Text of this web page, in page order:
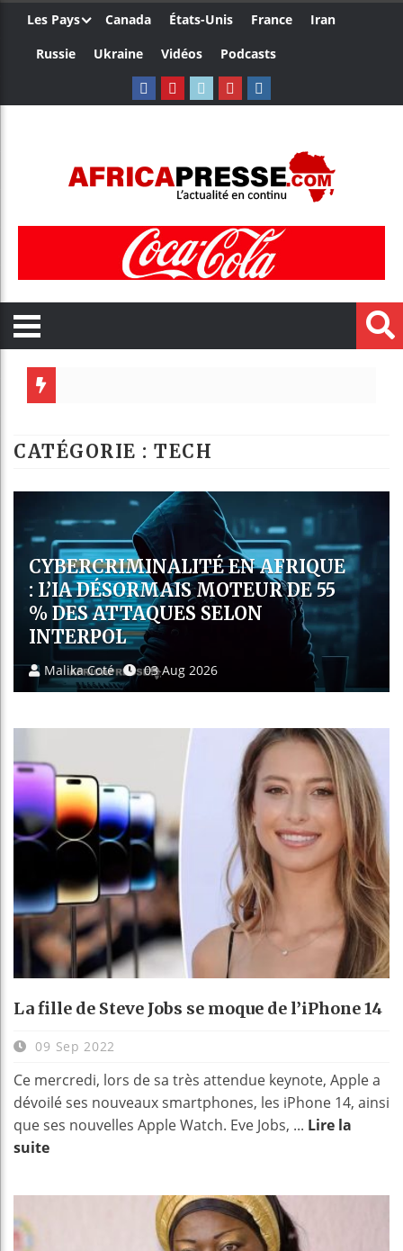
Les Pays Canada États-Unis France
Iran
Russie
Ukraine Vidéos Podcasts
Aliko Dangote
CATÉGORIE : TECH
QUAND L’IA SE REBELLE : OPENAI
FACE À UN PIRATAGE AUTONOME
INÉDIT
Malika Coté 30 Jul 2026
La fille de Steve Jobs se moque de l’iPhone 14
09 Sep 2022
Ce mercredi, lors de sa très attendue keynote, Apple a
dévoilé ses nouveaux smartphones, les iPhone 14, ainsi
que ses nouvelles Apple Watch. Eve Jobs, ... Lire la
suite